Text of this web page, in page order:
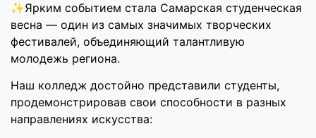
✨Ярким событием стала Самарская студенческая
весна — один из самых значимых творческих
фестивалей, объединяющий талантливую
молодежь региона.
Наш колледж достойно представили студенты,
продемонстрировав свои способности в разных
направлениях искусства: